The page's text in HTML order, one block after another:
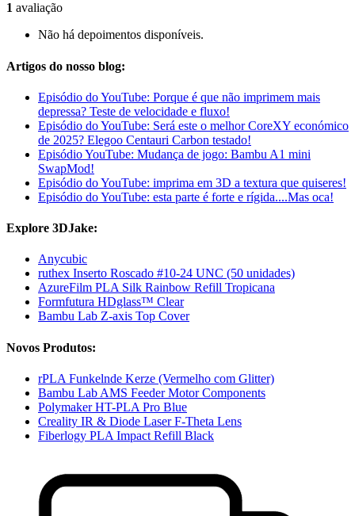
1 avaliação
Não há depoimentos disponíveis.
Artigos do nosso blog:
Episódio do YouTube: Porque é que não imprimem mais
depressa? Teste de velocidade e fluxo!
Episódio do YouTube: Será este o melhor CoreXY económico
de 2025? Elegoo Centauri Carbon testado!
Episódio YouTube: Mudança de jogo: Bambu A1 mini
SwapMod!
Episódio do YouTube: imprima em 3D a textura que quiseres!
Episódio do YouTube: esta parte é forte e rígida....Mas oca!
Explore 3DJake:
Anycubic
ruthex Inserto Roscado #10-24 UNC (50 unidades)
AzureFilm PLA Silk Rainbow Refill Tropicana
Formfutura HDglass™ Clear
Bambu Lab Z-axis Top Cover
Novos Produtos:
rPLA Funkelnde Kerze (Vermelho com Glitter)
Bambu Lab AMS Feeder Motor Components
Polymaker HT-PLA Pro Blue
Creality IR & Diode Laser F-Theta Lens
Fiberlogy PLA Impact Refill Black